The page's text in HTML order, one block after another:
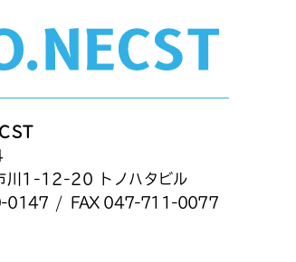
川1-12-20 トノハタビル
0147 / FAX 047-711-0077